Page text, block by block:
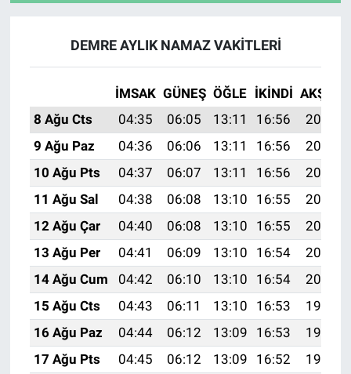
DEMRE AYLIK NAMAZ VAKITLERI
İMSAK GÜNEŞ ÖĞLE İKINDI AKŞAM
8 Ağu Cts
04:35 06:05 13:11 16:56
20:06
9 Ağu Paz
04:36 06:06 13:11 16:56
20:05
10 Ağu Pts
04:37 06:07 13:11 16:56
20:04
11 Ağu Sal
04:38 06:08 13:10 16:55
20:03
12 Ağu Çar
04:40 06:08 13:10 16:55
20:02
13 Ağu Per
04:41 06:09 13:10 16:54
20:01
14 Ağu Cum
04:42 06:10 13:10 16:54
20:00
15 Ağu Cts
04:43 06:11 13:10 16:53
19:58
16 Ağu Paz
04:44 06:12 13:09 16:53
19:57
17 Ağu Pts
04:45 06:12 13:09 16:52
19:56